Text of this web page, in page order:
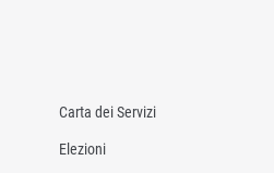
Carta dei Servizi
Elezioni